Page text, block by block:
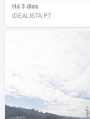
Há 3 dias
IDEALISTA.PT